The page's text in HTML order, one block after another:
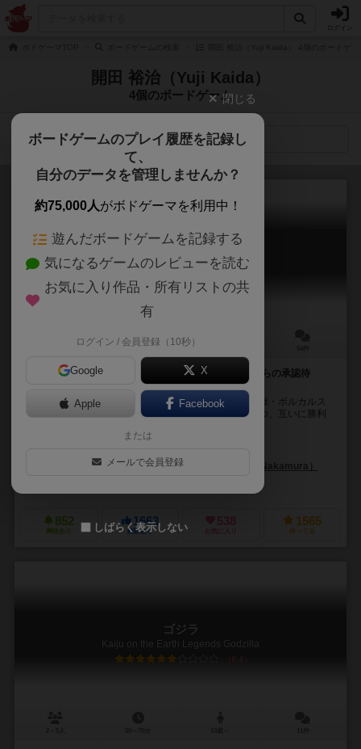
開田 裕治（Yuji Kaida）
4個のボードゲーム
検索メニュー
ボルカルス
Vulcanus
60～80分
非対称対戦ゲーム！ 怪獣VS人類（こんな時でも上からの承認待
ち！）が作り出す攻防戦！
富士の火口から突如現れ、東京を舞台に暴れまわる怪獣・ボルカルス
からの猛攻を、怪獣災害緊急対策本部の面々が抑えつつ、互いに勝利
開田 裕治（Yuji Kaida）
中村 豪志（Takeshi Nakamura）
ドロッセルマイヤー（Drosselmeyer &
852
興味あり
1663
経験あり
538
お気に入り
1565
持ってる
ゴジラ
Kaiju on the Earth Legends Godzilla
6.4
閉じる
ボードゲームのプレイ履歴を記録し
て、
自分のデータを管理しませんか？
約75,000人がボドゲーマを利用中！
遊んだボードゲームを記録する
気になるゲームのレビューを読む
お気に入り作品・所有リストの共
有
ログイン / 会員登録（10秒）
Google X
Apple Facebook
または
メールで会員登録
しばらく表示しない